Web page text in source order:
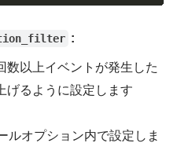
:
数以上イベントが発生した
げるように設定します
ルオプション内で設定しま